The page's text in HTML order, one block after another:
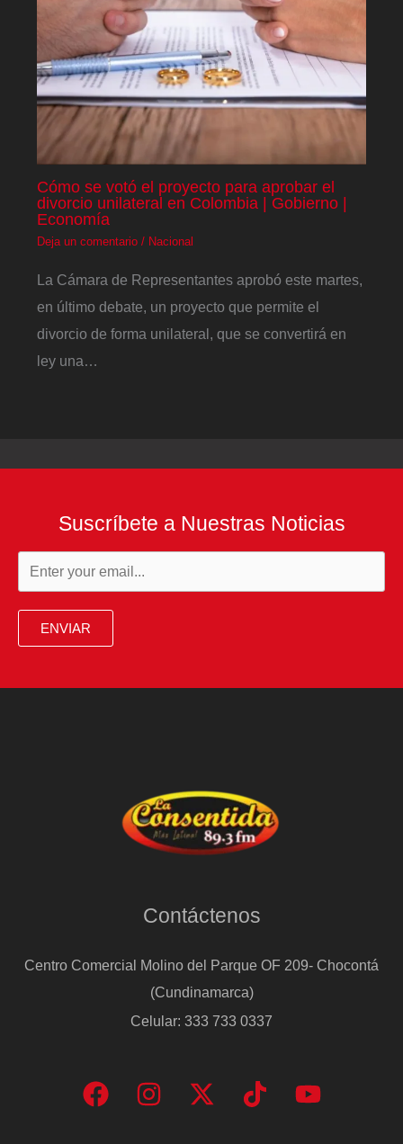
Cómo se votó el proyecto para aprobar el
divorcio unilateral en Colombia | Gobierno |
Economía
Deja un comentario / Nacional
La Cámara de Representantes aprobó este martes,
en último debate, un proyecto que permite el
divorcio de forma unilateral, que se convertirá en
ley una…
Suscríbete a Nuestras Noticias
ENVIAR
Contáctenos
Centro Comercial Molino del Parque OF 209- Chocontá
(Cundinamarca)
Celular: 333 733 0337